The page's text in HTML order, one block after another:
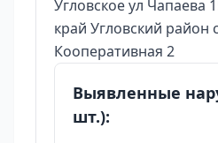
Угловское ул Чапаева
край Угловский район
Кооперативная 2
Выявленные
шт.):